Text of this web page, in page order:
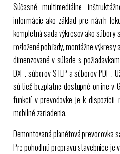
Súčasné multimediálne
informácie ako základ pre návrh
kompletná sada výkresov ako súbory
rozložené pohľady, montážne
dimenzované v súlade s
DXF, súborovSTEP a súborovPDF.
sú tiež bezplatne dostupné online v
funkcií v prevodovke je k dispozícii
mobilné zariadenia.
Demontovaná planétová prevodovka
Pre pohodlnú prepravu stavebnice je